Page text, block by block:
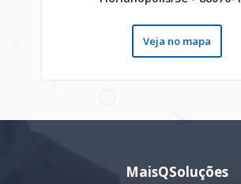
Veja no mapa
MaisQSoluções